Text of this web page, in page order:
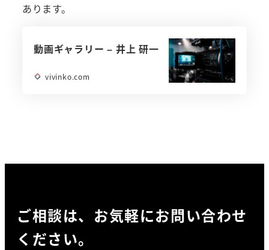
あります。
動画ギャラリー – 井上 研一
vivinko.com
ご相談は、お気軽にお問い合わせ
ください。